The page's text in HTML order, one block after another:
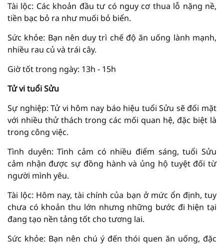
Tài lộc: Các khoản đầu tư có nguy cơ thua lỗ nặng nề,
tiền bạc bỏ ra như muối bỏ biển.
Sức khỏe: Bạn nên duy trì chế độ ăn uống lành mạnh,
nhiều rau củ và trái cây.
Giờ tốt trong ngày: 13h - 15h
Tử vi tuổi Sửu
Sự nghiệp: Tử vi hôm nay báo hiệu tuổi Sửu sẽ đối mặt
với nhiều thử thách trong các mối quan hệ, đặc biệt là
trong công việc.
Tình duyên: Tình cảm có nhiều điểm sáng, tuổi Sửu
cảm nhận được sự đồng hành và ủng hộ tuyệt đối từ
người mình yêu.
Tài lộc: Hôm nay, tài chính của bạn ở mức ổn định, tuy
chưa có khoản thu lớn nhưng những bước đi hiện tại
đang tạo nền tảng tốt cho tương lai.
Sức khỏe: Bạn nên chú ý đến thói quen ăn uống, đặc